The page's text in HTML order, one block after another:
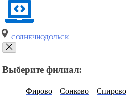
СОЛНЕЧНОДОЛЬСК
Выберите филиал:
Фирово Сонково Спирово